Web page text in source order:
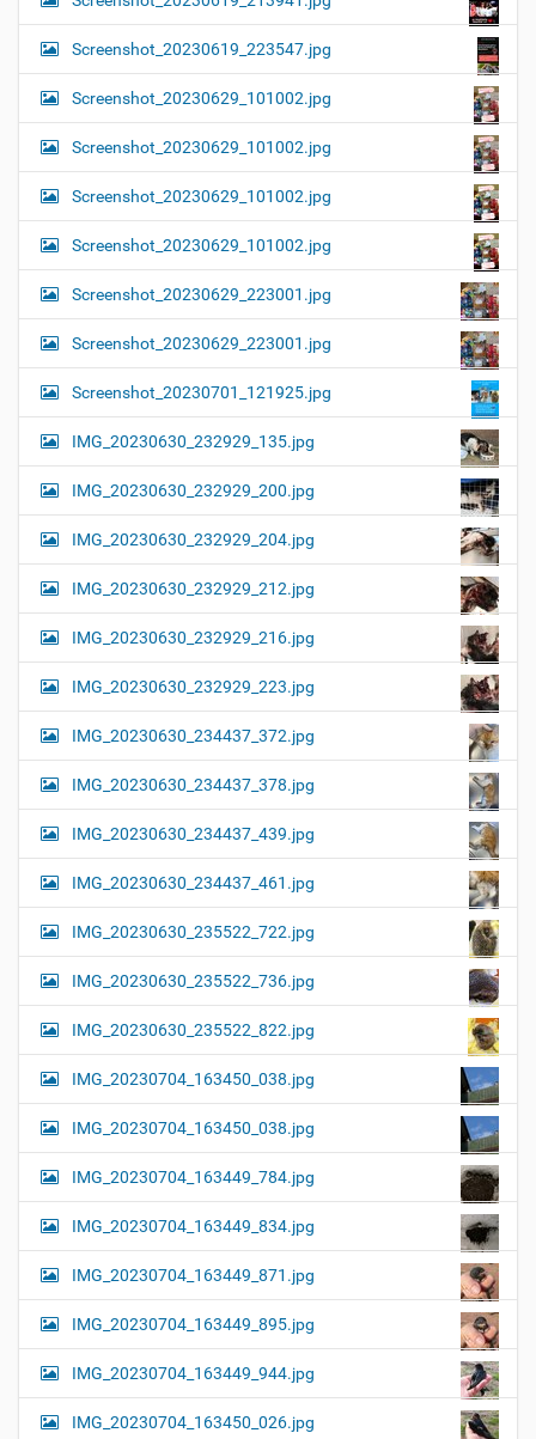
Screenshot_20230619_223547.jpg
Screenshot_20230629_101002.jpg
Screenshot_20230629_101002.jpg
Screenshot_20230629_101002.jpg
Screenshot_20230629_101002.jpg
Screenshot_20230629_223001.jpg
Screenshot_20230629_223001.jpg
Screenshot_20230701_121925.jpg
IMG_20230630_232929_135.jpg
IMG_20230630_232929_200.jpg
IMG_20230630_232929_204.jpg
IMG_20230630_232929_212.jpg
IMG_20230630_232929_216.jpg
IMG_20230630_232929_223.jpg
IMG_20230630_234437_372.jpg
IMG_20230630_234437_378.jpg
IMG_20230630_234437_439.jpg
IMG_20230630_234437_461.jpg
IMG_20230630_235522_722.jpg
IMG_20230630_235522_736.jpg
IMG_20230630_235522_822.jpg
IMG_20230704_163450_038.jpg
IMG_20230704_163450_038.jpg
IMG_20230704_163449_784.jpg
IMG_20230704_163449_834.jpg
IMG_20230704_163449_871.jpg
IMG_20230704_163449_895.jpg
IMG_20230704_163449_944.jpg
IMG_20230704_163450_026.jpg